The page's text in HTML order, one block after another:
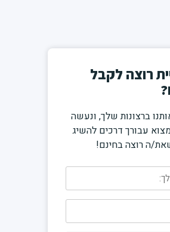
רוצה לקבל
ברצונות שלך, ונעשה
עבורך דרכים להשיג
ה רוצה בחינם!